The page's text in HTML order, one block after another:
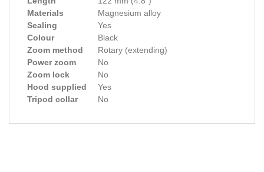
Materials
Magnesium alloy
Sealing
Yes
Colour
Black
Zoom method
Rotary (extending)
Power zoom
No
Zoom lock
No
Hood supplied
Yes
Tripod collar
No